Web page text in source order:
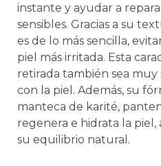
instante y ayudar a
sensibles. Gracias a su
es de lo más sencilla,
piel más irritada. Esta
retirada también sea muy
con la piel. Además, su
manteca de karité,
regenera e hidrata la
su equilibrio natural.